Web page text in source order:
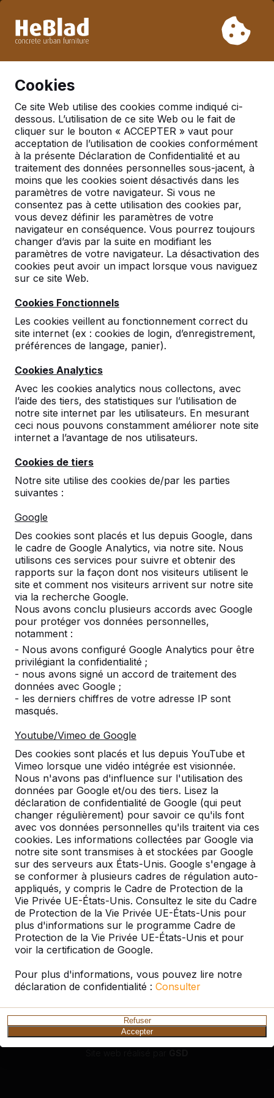
semaine 31 à la semaine 33. Veuillez donc tenir compte des
délais de livraison plus longs.
Cookies
Ce site Web utilise des cookies comme indiqué ci-
dessous. L’utilisation de ce site Web ou le fait de
cliquer sur le bouton « ACCEPTER » vaut pour
acceptation de l’utilisation de cookies conformément
à la présente Déclaration de Confidentialité et au
traitement des données personnelles sous-jacent, à
moins que les cookies soient désactivés dans les
paramètres de votre navigateur. Si vous ne
consentez pas à cette utilisation des cookies par,
vous devez définir les paramètres de votre
navigateur en conséquence. Vous pourrez toujours
changer d’avis par la suite en modifiant les
paramètres de votre navigateur. La désactivation des
cookies peut avoir un impact lorsque vous naviguez
sur ce site Web.
Cookies Fonctionnels
Les cookies veillent au fonctionnement correct du
site internet (ex : cookies de login, d’enregistrement,
préférences de langage, panier).
Cookies Analytics
Avec les cookies analytics nous collectons, avec
l’aide des tiers, des statistiques sur l’utilisation de
notre site internet par les utilisateurs. En mesurant
ceci nous pouvons constamment améliorer note site
internet a l’avantage de nos utilisateurs.
Cookies de tiers
Notre site utilise des cookies de/par les parties
suivantes :
Google
Des cookies sont placés et lus depuis Google, dans
le cadre de Google Analytics, via notre site. Nous
utilisons ces services pour suivre et obtenir des
rapports sur la façon dont nos visiteurs utilisent le
site et comment nos visiteurs arrivent sur notre site
via la recherche Google.
Nous avons conclu plusieurs accords avec Google
pour protéger vos données personnelles,
notamment :
- Nous avons configuré Google Analytics pour être
privilégiant la confidentialité ;
- nous avons signé un accord de traitement des
données avec Google ;
- les derniers chiffres de votre adresse IP sont
masqués.
Youtube/Vimeo de Google
Des cookies sont placés et lus depuis YouTube et
Vimeo lorsque une vidéo intégrée est visionnée.
Nous n'avons pas d'influence sur l'utilisation des
données par Google et/ou des tiers. Lisez la
déclaration de confidentialité de Google (qui peut
changer régulièrement) pour savoir ce qu'ils font
avec vos données personnelles qu'ils traitent via ces
cookies. Les informations collectées par Google via
notre site sont transmises à et stockées par Google
sur des serveurs aux États-Unis. Google s'engage à
se conformer à plusieurs cadres de régulation auto-
appliqués, y compris le Cadre de Protection de la
Vie Privée UE-États-Unis. Consultez le site du Cadre
de Protection de la Vie Privée UE-États-Unis pour
plus d'informations sur le programme Cadre de
Protection de la Vie Privée UE-États-Unis et pour
voir la certification de Google.
Pour plus d'informations, vous pouvez lire notre
déclaration de confidentialité : Consulter
Refuser
Accepter
Actualités
Le Danemark découvre
nos tables ping-pong
aussi
Une nouvelle étape encore ! Notre première
commande en provenance du Danemark est arrivée
à nos bureaux le 7 mai. Deux semaines plus tard, la
table de ping-pong a pu être livrée à Ellemarkskolen
à Køge, près de Copenhague. Vu l’enthousiasme
avec laquelle cette école nous recevait, nous
de ping-pong au Danemark. Pas de problème, nous
avons toujours suffisamment de tables de ping-pong
et d’ensembles pique-nique en stock, et au Danemark
aussi notre délai de livraison est de 4 semaines.
camion, et en provenance directe de notre usine aux
Pays-Bas.
Excitant !
Un peu nerveux, puisque nous doutions un peu si la
bien se passer. Doute rapidement évincé !. Comme
chez nous aux Pays-Bas, la communication en
allemand et en anglais avec le client était sans
Tennis de table Raquettes de tennis Cour d’école
L'espace public Danemark
21 mai 2014
Contact
HeBlad France
72 rue de Lessard
76100 Rouen
02 78 84 0187
info@HeBlad.fr
Service clientèle
Catégories
Divers
Conditions générales |Protection des données personnelles
© 2026 HeBlad France